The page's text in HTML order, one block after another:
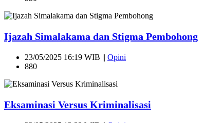
Ijazah Simalakama dan Stigma Pembohong
23/05/2025 16:19 WIB || Opini
880
Eksaminasi Versus Kriminalisasi